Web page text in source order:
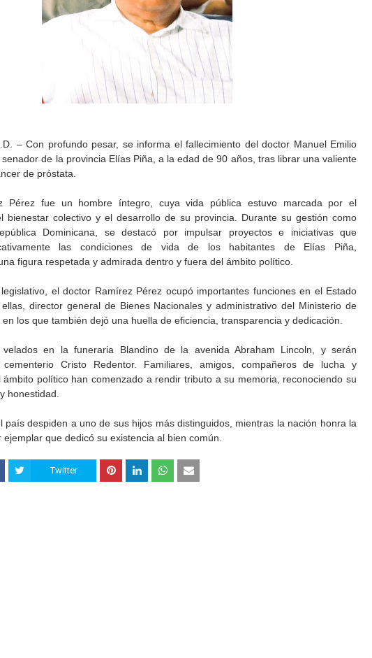
– Con profundo pesar, se informa el fallecimiento del doctor Manuel Emilio
de la provincia Elías Piña, a la edad de 90 años, tras librar una valiente
de próstata.
Pérez fue un hombre íntegro, cuya vida pública estuvo marcada por el
bienestar colectivo y el desarrollo de su provincia. Durante su gestión como
Dominicana, se destacó por impulsar proyectos e iniciativas que
las condiciones de vida de los habitantes de Elías Piña,
figura respetada y admirada dentro y fuera del ámbito político.
el doctor Ramírez Pérez ocupó importantes funciones en el Estado
director general de Bienes Nacionales y administrativo del Ministerio de
los que también dejó una huella de eficiencia, transparencia y dedicación.
en la funeraria Blandino de la avenida Abraham Lincoln, y serán
Cristo Redentor. Familiares, amigos, compañeros de lucha y
ámbito político han comenzado a rendir tributo a su memoria, reconociendo su
honestidad.
país despiden a uno de sus hijos más distinguidos, mientras la nación honra la
que dedicó su existencia al bien común.
Twitter